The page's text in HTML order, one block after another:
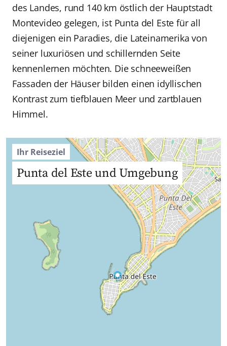
des Landes, rund 140 km östlich der Hauptstadt
Montevideo gelegen, ist Punta del Este für all
diejenigen ein Paradies, die Lateinamerika von
seiner luxuriösen und schillernden Seite
kennenlernen möchten. Die schneeweißen
Fassaden der Häuser bilden einen idyllischen
Kontrast zum tiefblauen Meer und zartblauen
Himmel.
Ihr Reiseziel
Punta del Este und Umgebung